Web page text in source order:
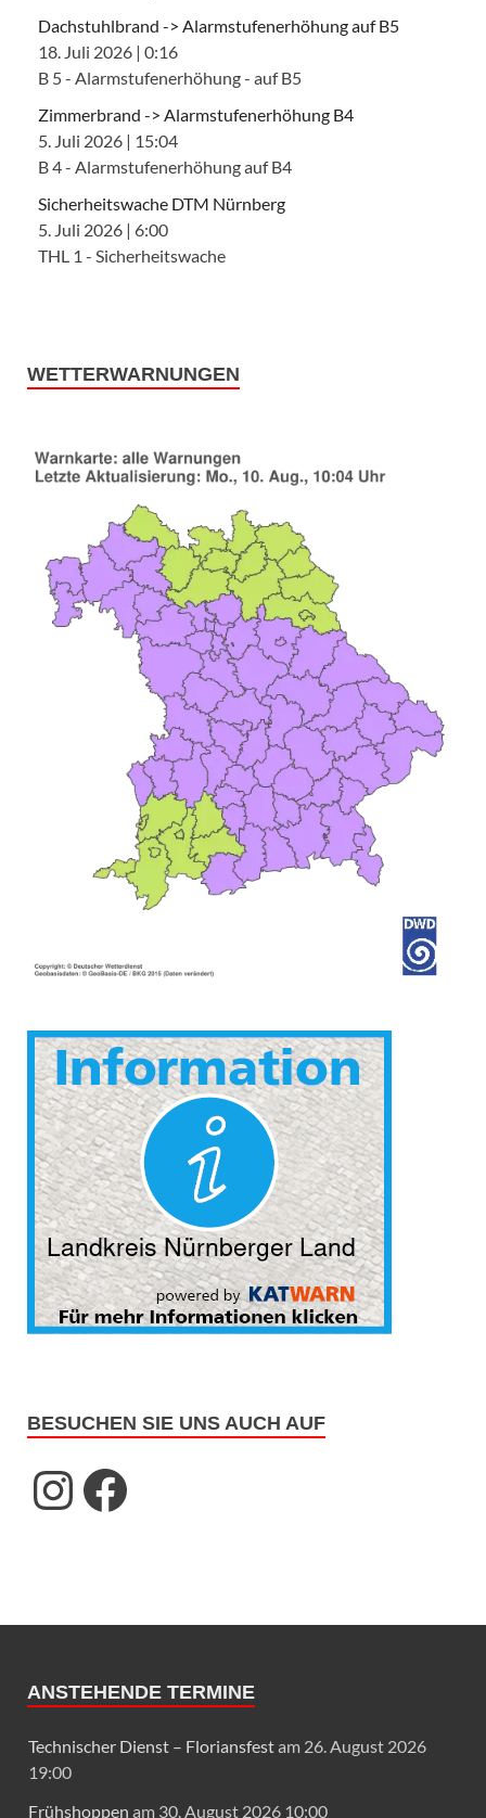
Dachstuhlbrand -> Alarmstufenerhöhung auf B5
18. Juli 2026 | 0:16
B 5 - Alarmstufenerhöhung - auf B5
Zimmerbrand -> Alarmstufenerhöhung B4
5. Juli 2026 | 15:04
B 4 - Alarmstufenerhöhung auf B4
Sicherheitswache DTM Nürnberg
5. Juli 2026 | 6:00
THL 1 - Sicherheitswache
WETTERWARNUNGEN
BESUCHEN SIE UNS AUCH AUF
ANSTEHENDE TERMINE
Technischer Dienst – Floriansfestam 26. August 2026
19:00
Frühshoppen am 30. August 2026 10:00